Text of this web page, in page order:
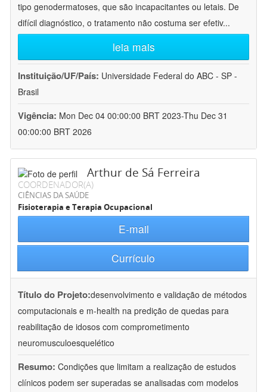
tipo genodermatoses, que são incapacitantes ou letais. De
difícil diagnóstico, o tratamento não costuma ser efetiv...
leia mais
Instituição/UF/País: Universidade Federal do ABC - SP -
Brasil
Vigência: Mon Dec 04 00:00:00 BRT 2023-Thu Dec 31
00:00:00 BRT 2026
Arthur de Sá Ferreira
COORDENADOR(A)
CIÊNCIAS DA SAÚDE
Fisioterapia e Terapia Ocupacional
E-mail
Currículo
Título do Projeto:desenvolvimento e validação de métodos
computacionais e m-health na predição de quedas para
reabilitação de idosos com comprometimento
neuromusculoesquelético
Resumo: Condições que limitam a realização de estudos
clínicos podem ser superadas se analisadas com modelos